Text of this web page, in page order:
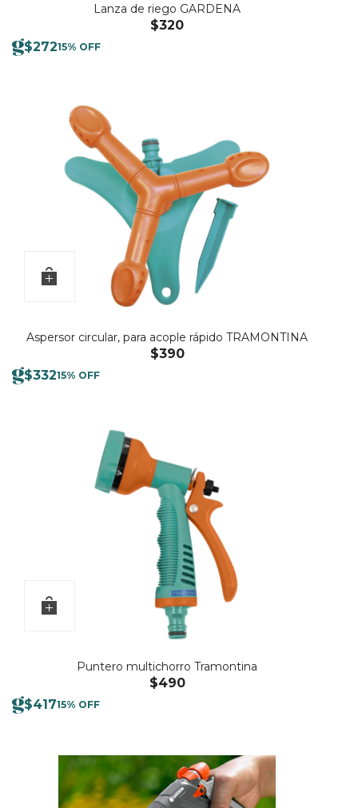
Lanza de riego GARDENA
$320
$27215% OFF
Aspersor circular, para acople rápido TRAMONTINA
$390
$33215% OFF
Puntero multichorro Tramontina
$490
$41715% OFF